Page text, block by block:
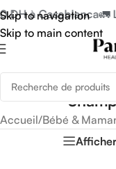
Skip to navigation
Skip to main content
à Casablanca🚛
Accueil/Bébé &